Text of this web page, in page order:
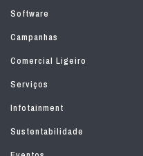
Software
Campanhas
Comercial Ligeiro
Serviços
Infotainment
Sustentabilidade